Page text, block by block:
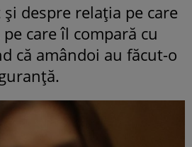
despre relația pe care
care îl compară cu
că amândoi au făcut-o